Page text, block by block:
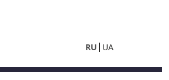
RU UA